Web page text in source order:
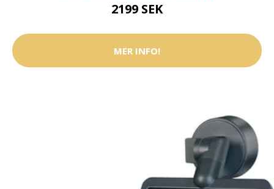
2199 SEK
MER INFO!